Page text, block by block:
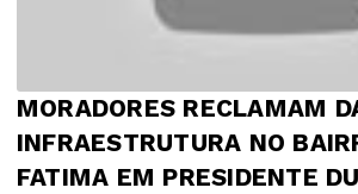
MORADORES RECLAMAM
INFRAESTRUTURA NO
FATIMA EM PRESIDENTE